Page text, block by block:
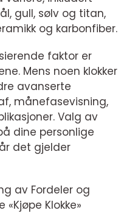
gull, sølv og titan,
og karbonfiber.
faktor er
Mens noen klokker
avanserte
månefasevisning,
Valg av
dine personlige
det gjelder
av Fordeler og
Klokke»